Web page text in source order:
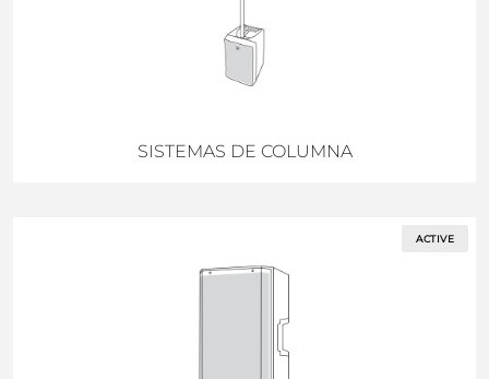
SISTEMAS DE COLUMNA
ACTIVE